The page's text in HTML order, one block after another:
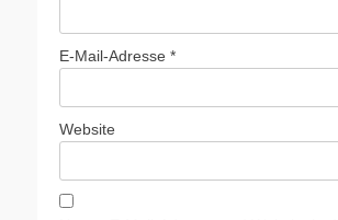
E-Mail-Adresse *
Website